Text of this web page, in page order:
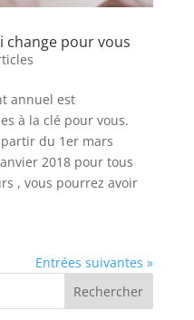
change pour vous
annuel est
à la clé pour vous.
du 1er mars
2018 pour tous
, vous pourrez avoir
Entrées suivantes »